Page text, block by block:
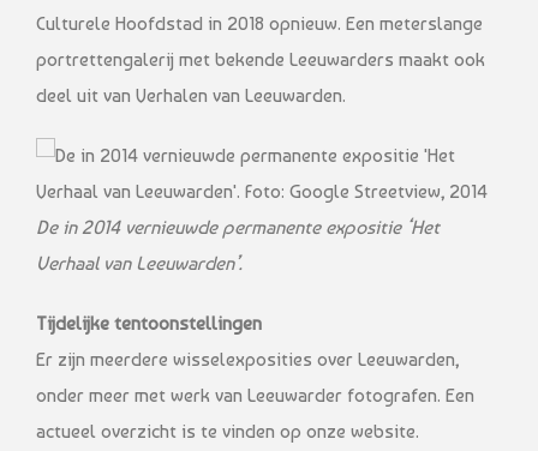
Culturele Hoofdstad in 2018 opnieuw. Een meterslange
portrettengalerij met bekende Leeuwarders maakt ook
deel uit van Verhalen van Leeuwarden.
De in 2014 vernieuwde permanente expositie ‘Het
Verhaal van Leeuwarden’.
Tijdelijke tentoonstellingen
Er zijn meerdere wisselexposities over Leeuwarden,
onder meer met werk van Leeuwarder fotografen. Een
actueel overzicht is te vinden op onze website.